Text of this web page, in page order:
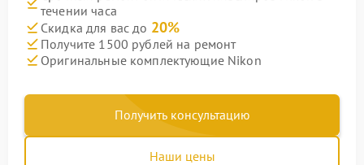
течении часа
Скидка для вас до 20%
Получите 1500 рублей на ремонт
Оригинальные комплектующие Nikon
Получить консультацию
Наши цены